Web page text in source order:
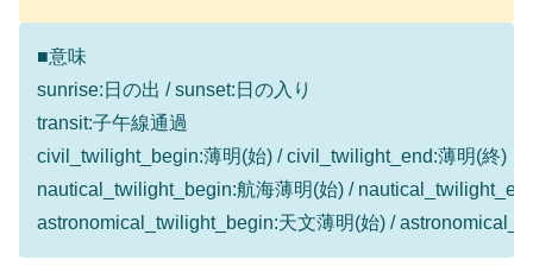
■意味
sunrise:日の出 / sunset:日の入り
transit:子午線通過
civil_twilight_begin:薄明(始) / civil_twilight_end:薄明(終)
nautical_twilight_begin:航海薄明(始) /
astronomical_twilight_begin:天文薄明(始) /